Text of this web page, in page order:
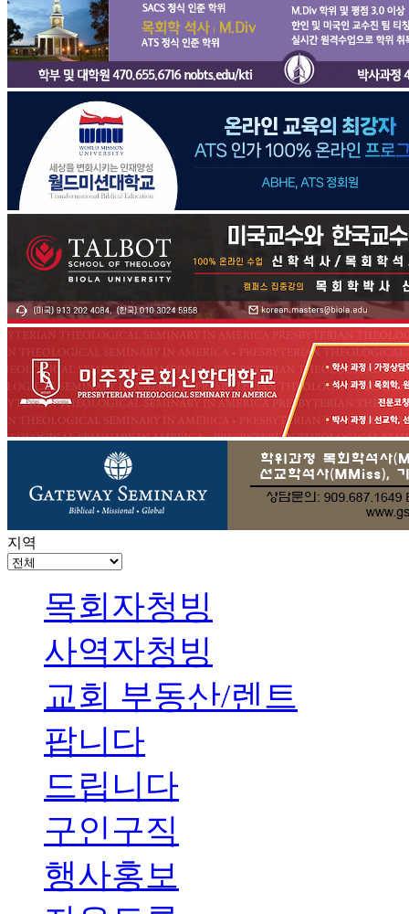
지역
목회자청빙
사역자청빙
교회 부동산/렌트
팝니다
드립니다
구인구직
행사홍보